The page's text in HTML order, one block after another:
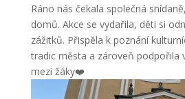
Ráno nás čekala společná
domů. Akce se vydařila, děti si
zážitků. Přispěla k poznání
tradic města a zároveň podpořila
mezi žáky❤️